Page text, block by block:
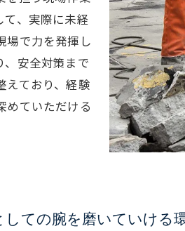
、実際に未経
場で力を発揮し
安全対策まで
えており、経験
めていただける
しての腕を磨いていける